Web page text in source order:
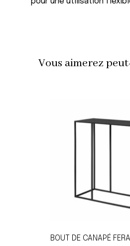
Vous aimerez
BOUT DE CANAPÉ FERA